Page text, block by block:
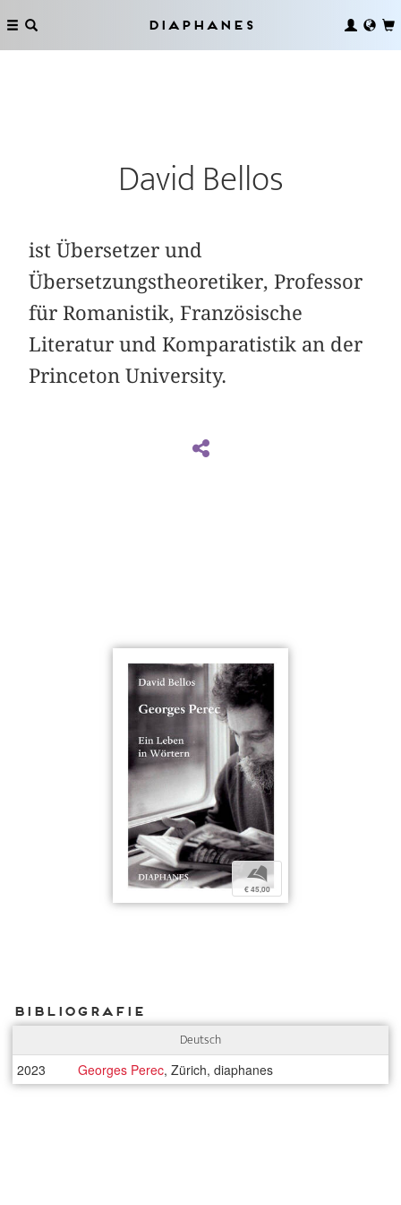
Diaphanes
David Bellos
ist Übersetzer und
Übersetzungstheoretiker, Professor
für Romanistik, Französische
Literatur und Komparatistik an der
Princeton University.
b
€ 45,00
Bibliografie
Deutsch
2023 Georges Perec, Zürich, diaphanes